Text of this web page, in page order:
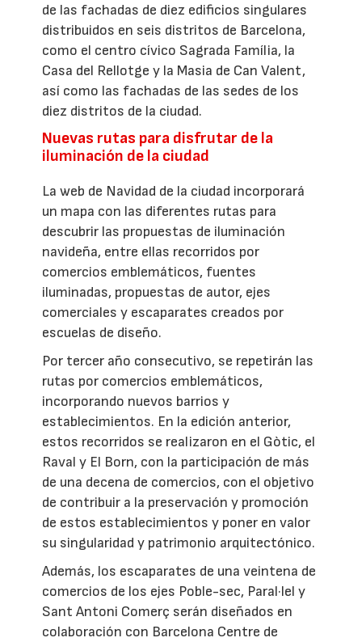
de las fachadas de diez edificios singulares
distribuidos en seis distritos de Barcelona,
como el centro cívico Sagrada Família, la
Casa del Rellotge y la Masia de Can Valent,
así como las fachadas de las sedes de los
diez distritos de la ciudad.
Nuevas rutas para disfrutar de la
iluminación de la ciudad
La web de Navidad de la ciudad incorporará
un mapa con las diferentes rutas para
descubrir las propuestas de iluminación
navideña, entre ellas recorridos por
comercios emblemáticos, fuentes
iluminadas, propuestas de autor, ejes
comerciales y escaparates creados por
escuelas de diseño.
Por tercer año consecutivo, se repetirán las
rutas por comercios emblemáticos,
incorporando nuevos barrios y
establecimientos. En la edición anterior,
estos recorridos se realizaron en el Gòtic, el
Raval y El Born, con la participación de más
de una decena de comercios, con el objetivo
de contribuir a la preservación y promoción
de estos establecimientos y poner en valor
su singularidad y patrimonio arquitectónico.
Además, los escaparates de una veintena de
comercios de los ejes Poble-sec, Paral·lel y
Sant Antoni Comerç serán diseñados en
colaboración con Barcelona Centre de